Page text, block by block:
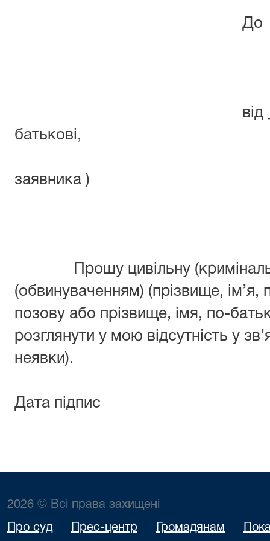
До
від
заявника )
Прошу цивільну
(обвинуваченням) (прізвище, ім’я,
позову або прізвище, імя, по-
розглянути у мою відсутність у
неявки).
Дата підпис
2026 © Всі права захищені
Про суд Прес-центр Громадянам